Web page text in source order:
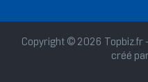
Copyright © 2026 Topbiz.fr
créé